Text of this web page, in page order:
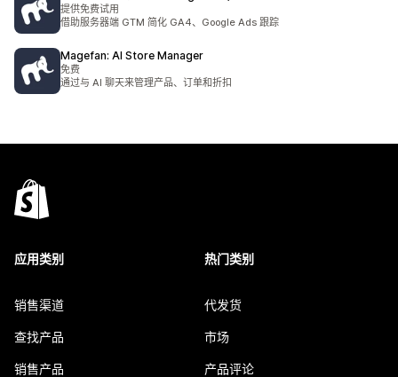
提供免费试用
借助服务器端 GTM 简化 GA4、Google Ads 跟踪
Magefan: AI Store Manager
免费
通过与 AI 聊天来管理产品、订单和折扣
应用类别
销售渠道
查找产品
销售产品
热门类别
代发货
市场
产品评论